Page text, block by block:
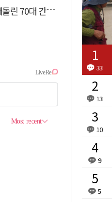
병인, 집행유예
33
13
10
9
5